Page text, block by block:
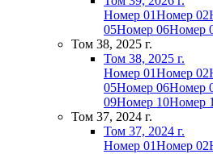
Номер 01Номер 02
05Номер 06Номер
Том 38, 2025 г.
Том 38, 2025 г.
Номер 01Номер 02
05Номер 06Номер
09Номер 10Номер
Том 37, 2024 г.
Том 37, 2024 г.
Номер 01Номер 02